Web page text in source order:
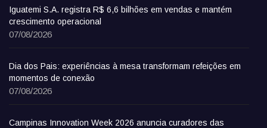
Iguatemi S.A. registra R$ 6,6 bilhões em vendas e mantém
crescimento operacional
07/08/2026
Dia dos Pais: experiências à mesa transformam refeições em
momentos de conexão
07/08/2026
Campinas Innovation Week 2026 anuncia curadores das